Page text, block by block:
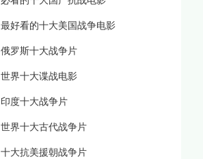
最好看的十大美国战争电影
俄罗斯十大战争片
世界十大谍战电影
印度十大战争片
世界十大古代战争片
十大抗美援朝战争片